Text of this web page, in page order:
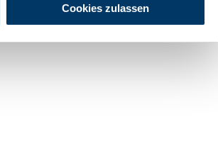
Cookies zulassen